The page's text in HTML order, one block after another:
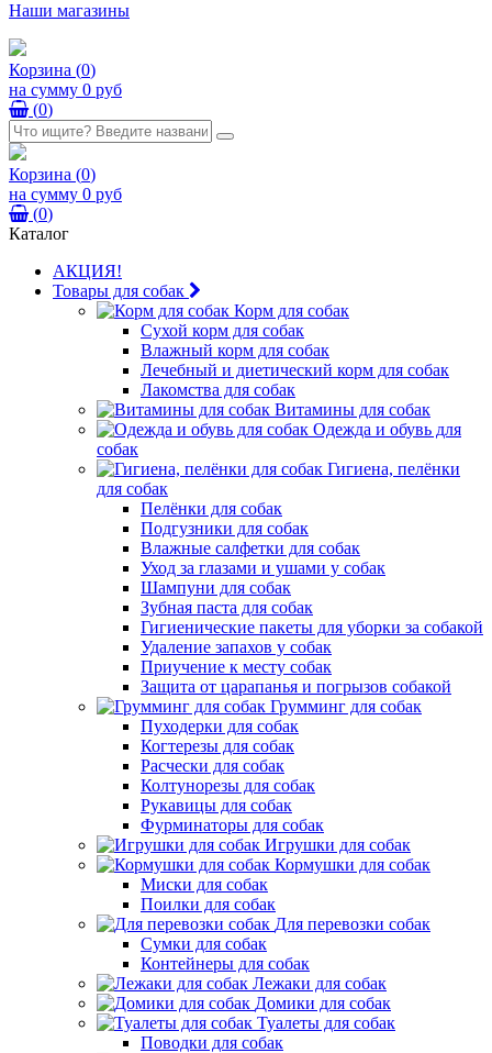
Наши магазины
Корзина (0)
на сумму 0 руб
(0)
Корзина (0)
на сумму 0 руб
(0)
Каталог
АКЦИЯ!
Товары для собак
Корм для собак
Сухой корм для собак
Влажный корм для собак
Лечебный и диетический корм для собак
Лакомства для собак
Витамины для собак
Одежда и обувь для
собак
Гигиена, пелёнки
для собак
Пелёнки для собак
Подгузники для собак
Влажные салфетки для собак
Уход за глазами и ушами у собак
Шампуни для собак
Зубная паста для собак
Гигиенические пакеты для уборки за собакой
Удаление запахов у собак
Приучение к месту собак
Защита от царапанья и погрызов собакой
Грумминг для собак
Пуходерки для собак
Когтерезы для собак
Расчески для собак
Колтунорезы для собак
Рукавицы для собак
Фурминаторы для собак
Игрушки для собак
Кормушки для собак
Миски для собак
Поилки для собак
Для перевозки собак
Сумки для собак
Контейнеры для собак
Лежаки для собак
Домики для собак
Туалеты для собак
Поводки для собак